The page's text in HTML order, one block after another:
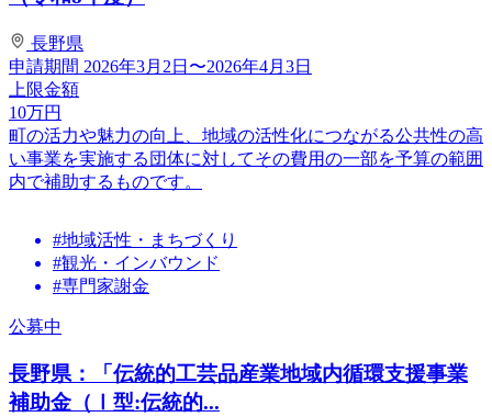
長野県
申請期間 2026年3月2日〜2026年4月3日
上限金額
10万円
町の活力や魅力の向上、地域の活性化につながる公共性の高
い事業を実施する団体に対してその費用の一部を予算の範囲
内で補助するものです。
#地域活性・まちづくり
#観光・インバウンド
#専門家謝金
公募中
長野県：「伝統的工芸品産業地域内循環支援事業
補助金（Ⅰ型:伝統的...